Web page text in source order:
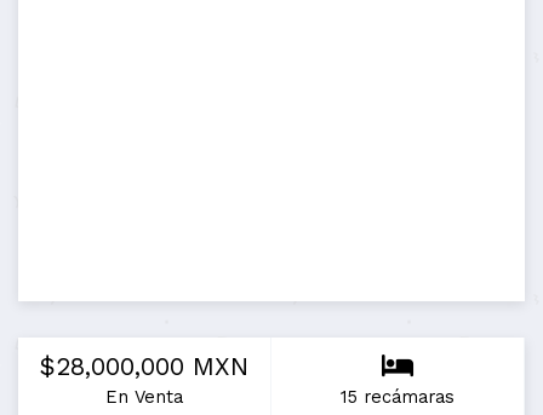
$28,000,000 MXN
En Venta 15 recámaras